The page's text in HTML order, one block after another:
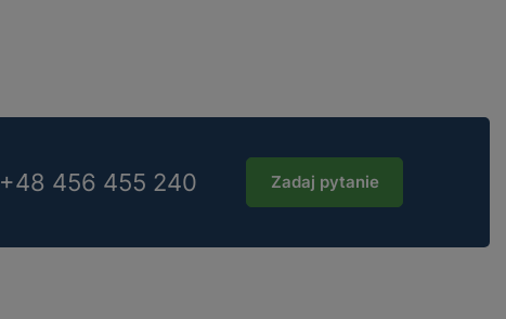
+48 456 455 240 Zadaj pytanie